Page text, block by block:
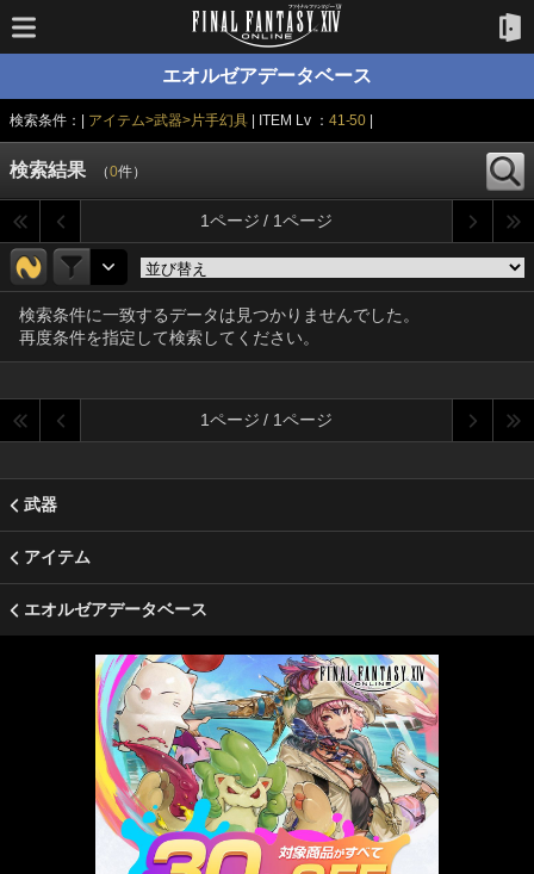
エオルゼアデータベース
検索条件：| アイテム>武器>片手幻具 | ITEM Lv ： 41-50
検索結果 （0件）
1ページ / 1ページ
検索条件に一致するデータは見つかりませんでした。
再度条件を指定して検索してください。
1ページ / 1ページ
武器
アイテム
エオルゼアデータベース